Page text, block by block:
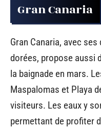
Gran Canaria
Gran Canaria, avec
dorées, propose aussi
la baignade en mars.
Maspalomas et Playa
visiteurs. Les eaux y
permettant de profiter